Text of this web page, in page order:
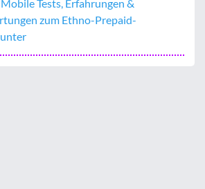
Tests, Erfahrungen &
zum Ethno-Prepaid-